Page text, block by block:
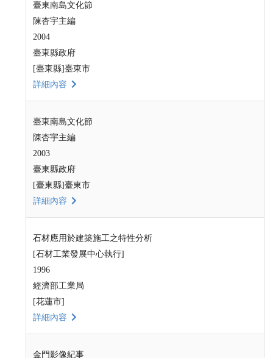
臺東南島文化節
陳杏宇主編
2004
臺東縣政府
[臺東縣]臺東市
詳細內容
臺東南島文化節
陳杏宇主編
2003
臺東縣政府
[臺東縣]臺東市
詳細內容
石材應用於建築施工之特性分析
[石材工業發展中心執行]
1996
經濟部工業局
[花蓮市]
詳細內容
金門影像紀事